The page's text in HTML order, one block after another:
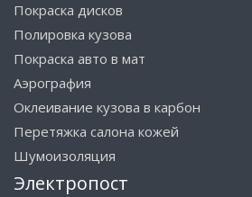
Покраска дисков
Полировка кузова
Покраска авто в мат
Аэрография
Оклеивание кузова в карбон
Перетяжка салона кожей
Шумоизоляция
Электропост